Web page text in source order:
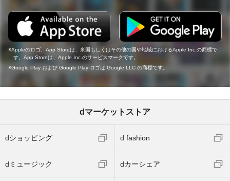
Appleのロゴ、App Storeは、米国もしくはその他の国や地域におけるApple Inc.の商標で
す。App Storeは、Apple Inc.のサービスマークです。
Google Play および Google Play ロゴは Google LLC の商標です。
dマーケットストア
dショッピング d fashion
dミュージック dカーシェア